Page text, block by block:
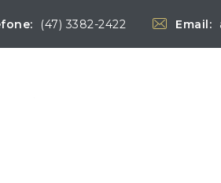
(47) 3382-2422 Email: